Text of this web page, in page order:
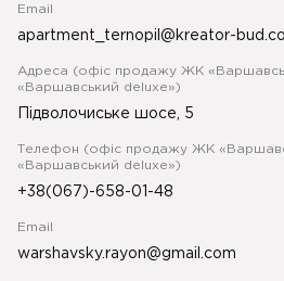
Email
apartment_ternopil@kreator-
Адреса (офіс продажу ЖК
«Варшавський deluxe»)
Підволочиське шосе, 5
Телефон (офіс продажу ЖК
«Варшавський deluxe»)
+38(067)-658-01-48
Email
warshavsky.rayon@gmail.com